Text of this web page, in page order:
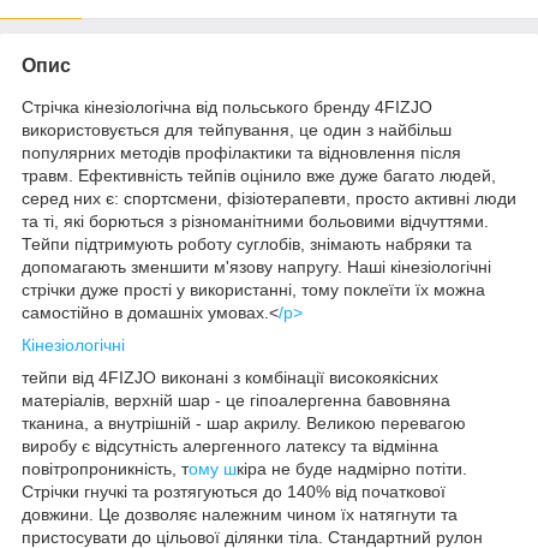
Опис
Стрічка кінезіологічна від польського бренду 4FIZJO
використовується для тейпування, це один з найбільш
популярних методів профілактики та відновлення після
травм. Ефективність тейпів оцінило вже дуже багато людей,
серед них є: спортсмени, фізіотерапевти, просто активні люди
та ті, які борються з різноманітними больовими відчуттями.
Тейпи підтримують роботу суглобів, знімають набряки та
допомагають зменшити м'язову напругу. Наші кінезіологічні
стрічки дуже прості у використанні, тому поклеїти їх можна
самостійно в домашніх умовах.</p>
Кінезіологічні
тейпи від 4FIZJO виконані з комбінації високоякісних
матеріалів, верхній шар - це гіпоалергенна бавовняна
тканина, а внутрішній - шар акрилу. Великою перевагою
виробу є відсутність алергенного латексу та відмінна
повітропроникність, тому шкіра не буде надмірно потіти.
Стрічки гнучкі та розтягуються до 140% від початкової
довжини. Це дозволяє належним чином їх натягнути та
пристосувати до цільової ділянки тіла. Стандартний рулон